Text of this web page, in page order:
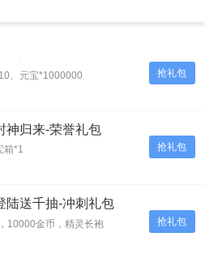
抢礼包
、元宝*1000000
抢礼包
神归来-荣誉礼包
箱*1
抢礼包
陆送千抽-冲刺礼包
10000金币，精灵长袍